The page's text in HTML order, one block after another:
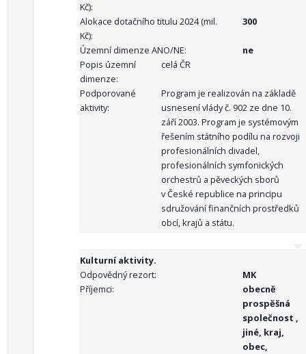
Kč):
Alokace dotačního titulu 2024 (mil.
Kč):
300
Územní dimenze ANO/NE:
ne
Popis územní
dimenze:
celá ČR
Podporované
aktivity:
Program je realizován na základě
usnesení vlády č. 902 ze dne 10.
září 2003. Program je systémovým
řešením státního podílu na rozvoji
profesionálních divadel,
profesionálních symfonických
orchestrů a pěveckých sborů
v České republice na principu
sdružování finančních prostředků
obcí, krajů a státu.
Kulturní aktivity.
Odpovědný rezort:
MK
Příjemci:
obecně
prospěšná
společnost ,
jiné, kraj,
obec,